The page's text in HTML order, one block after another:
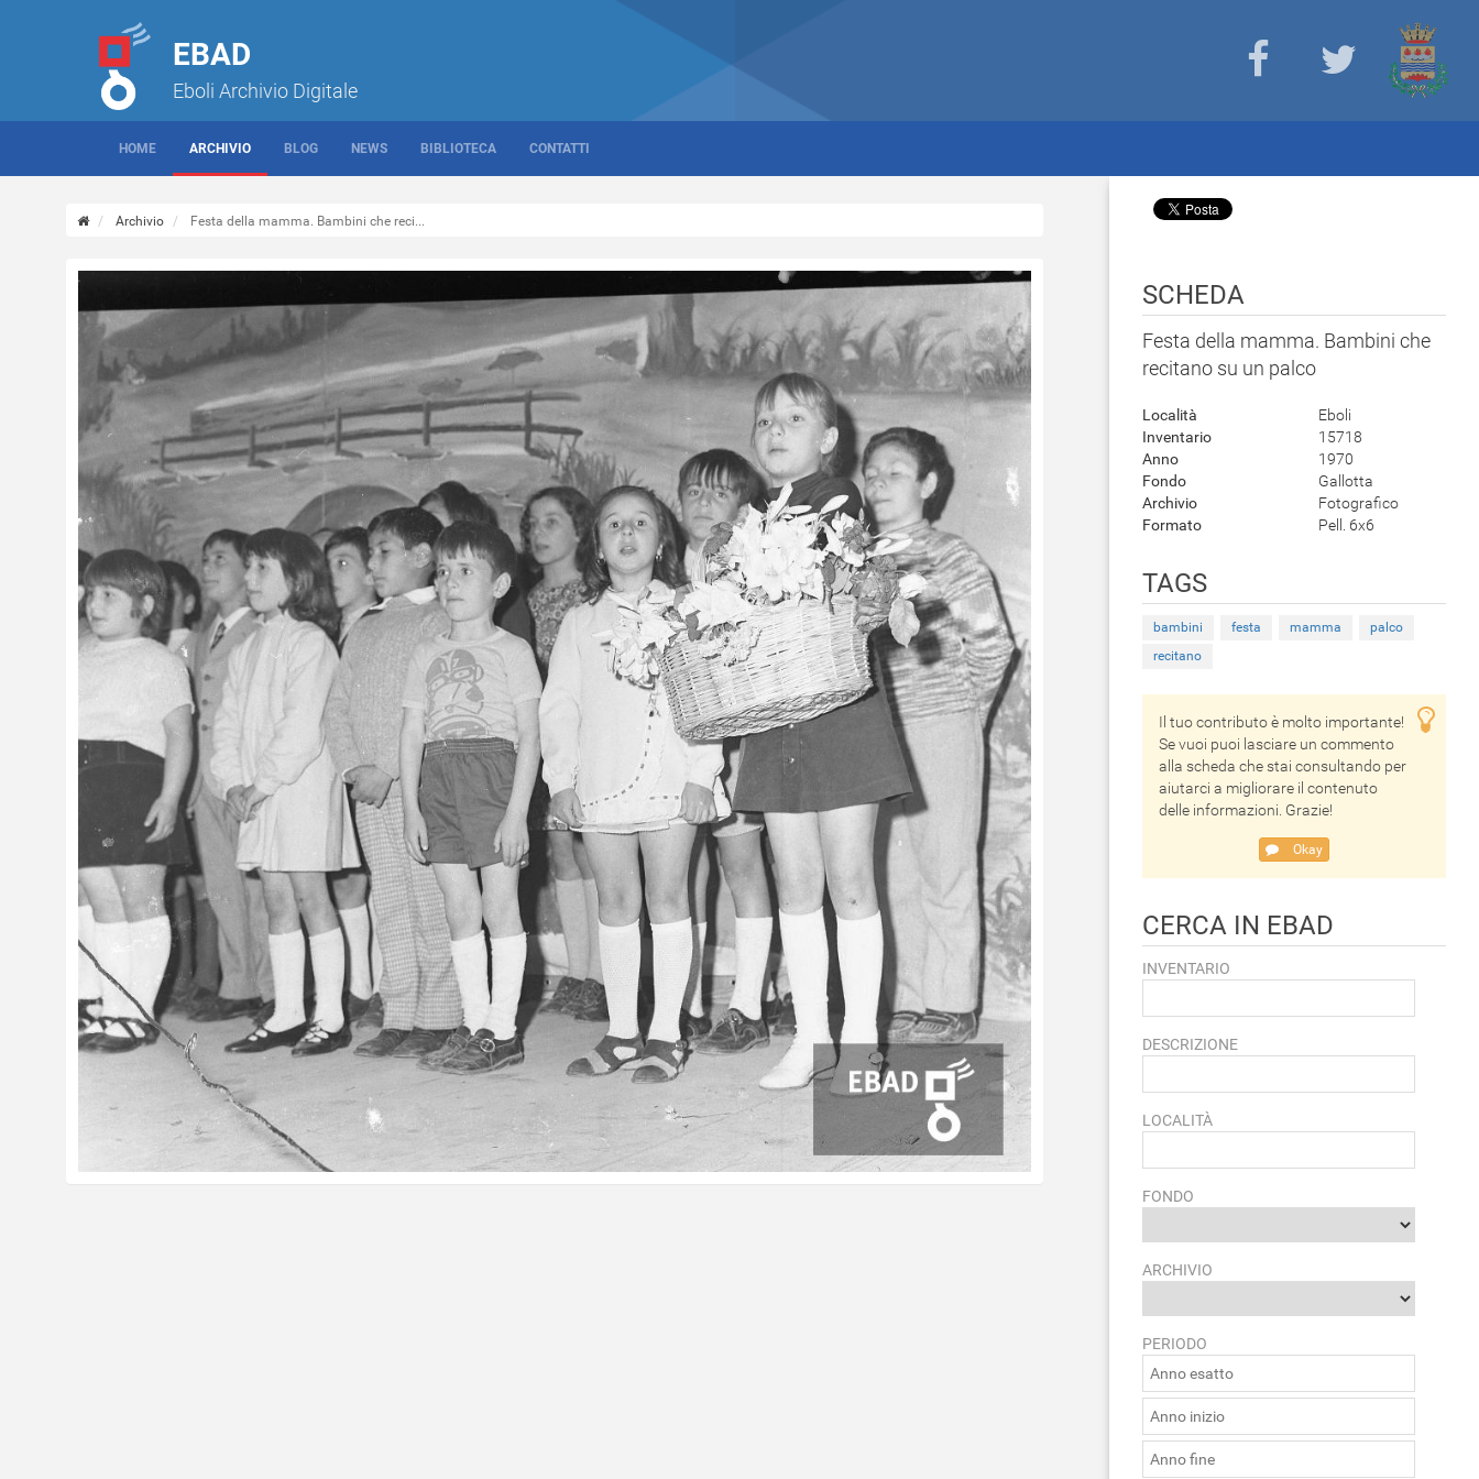
EBAD
Eboli Archivio Digitale
HOME ARCHIVIO BLOG NEWS BIBLIOTECA CONTATTI
Archivio Festa della mamma. Bambini che reci...
SCHEDA
Festa della mamma. Bambini che
recitano su un palco
Località
Eboli
Inventario
15718
Anno
1970
Fondo
Gallotta
Archivio
Fotografico
Formato
Pell. 6x6
TAGS
bambini festa mamma
palco
recitano
Il tuo contributo è molto importante!
Se vuoi puoi lasciare un commento
alla scheda che stai consultando per
aiutarci a migliorare il contenuto
delle informazioni. Grazie!
Okay
CERCA IN EBAD
INVENTARIO
DESCRIZIONE
LOCALITÀ
FONDO
ARCHIVIO
PERIODO